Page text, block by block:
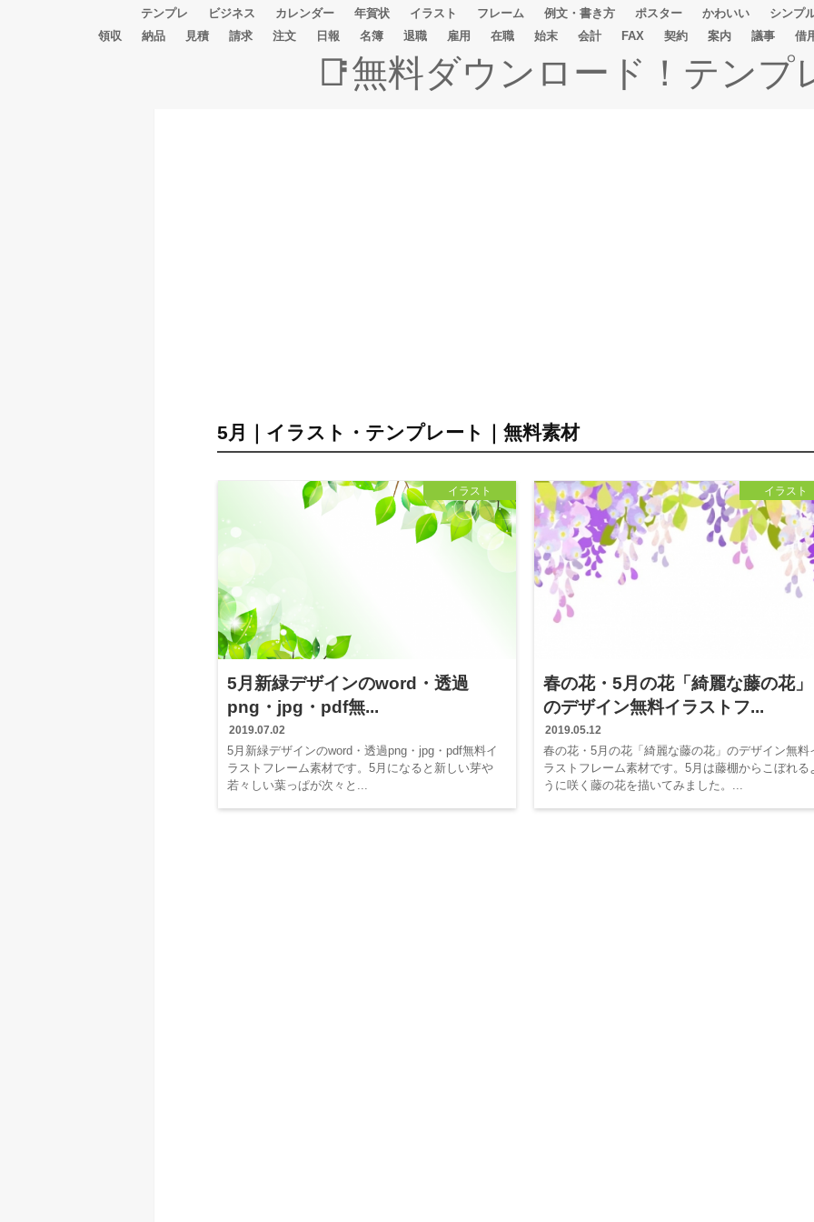
テンプレ ビジネス カレンダー 年賀状 イラスト フレーム 例文・書き方 ポスター かわいい
シンプ
領収
納品 見積 請求 注文 日報 名簿 退職 雇用 在職 始末 会計 FAX 契約 案内 議事 借
📑無料ダウンロード！テンプ
5月｜イラスト・テンプレート｜無料素材
イラスト
5月新緑デザインのword・透過
png・jpg・pdf無...
2019.07.02
5月新緑デザインのword・透過png・jpg・pdf無料イ
ラストフレーム素材です。5月になると新しい芽や
若々しい葉っぱが次々と...
イラスト
春の花・5月の花「綺麗な藤の花」
のデザイン無料イラストフ...
2019.05.12
春の花・5月の花「綺麗な藤の花」のデザイン無料
ラストフレーム素材です。5月は藤棚からこぼれる
うに咲く藤の花を描いてみました。...